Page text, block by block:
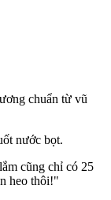
chuẩn từ vũ
nước bọt.
cũng chỉ có 25
heo thôi!"